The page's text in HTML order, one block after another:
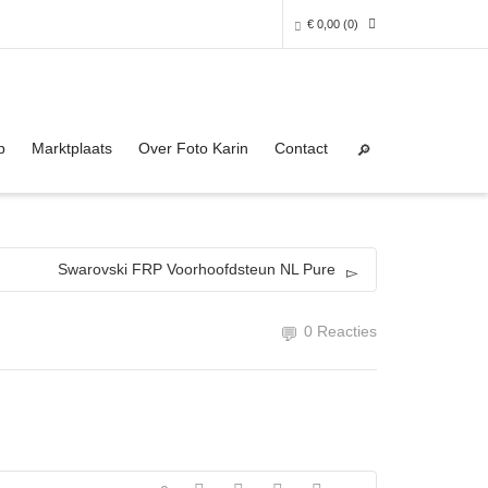
€ 0,00 (0)
NAAR DE SHOP
Marktplaats Over Foto Karin Contact
Swarovski FRP Voorhoofdsteun NL Pure
0 Reacties